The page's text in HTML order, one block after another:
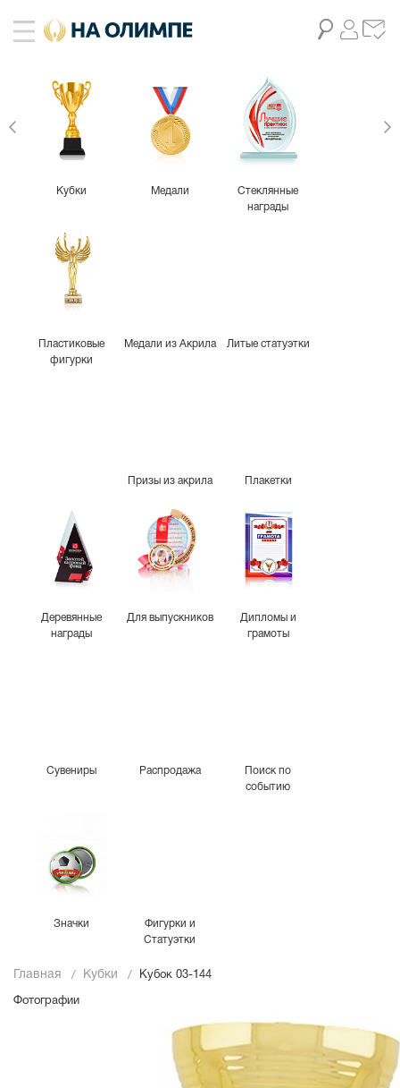
Кубки Медали
Стеклянные
награды
Пластиковые
фигурки
Медали из Акрила Литые статуэтки
Призы из акрила Плакетки
Деревянные
награды
Для выпускников
Дипломы и
грамоты
Сувениры Распродажа
Поиск по
событию
Значки
Фигурки и
Статуэтки
Главная Кубки Кубок 03-144
Фотографии